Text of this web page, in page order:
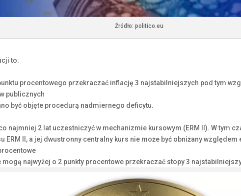
Źródło: politico.eu
to:
procentowego przekraczać inflację 3 najstabilniejszych pod tym
publicznych
być objęte procedurą nadmiernego deficytu.
najmniej 2 lat uczestniczyć w mechanizmie kursowym (ERM II). W tym
ERM II, a jej dwustronny centralny kurs nie może być obniżany względem
najwyżej o 2 punkty procentowe przekraczać stopy 3